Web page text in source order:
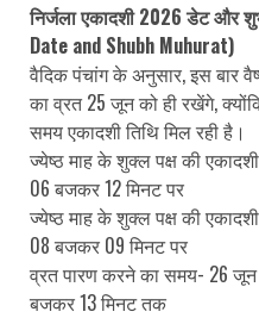
निर्जला एकादशी 2026 डेट और
Date and Shubh Muhurat)
वैदिक पंचांग के अनुसार, इस बार
का व्रत 25 जून को ही रखेंगे,
समय एकादशी तिथि मिल रही है।
ज्येष्ठ माह के शुक्ल पक्ष की
06 बजकर 12 मिनट पर
ज्येष्ठ माह के शुक्ल पक्ष की
08 बजकर 09 मिनट पर
व्रत पारण करने का समय- 26
बजकर 13 मिनट तक